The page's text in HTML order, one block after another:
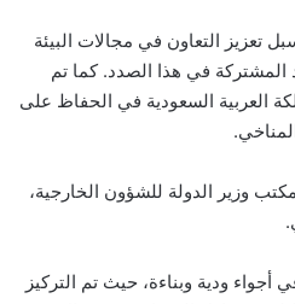
تعزيز التعاون في مجالات البيئة
المشتركة في هذا الصدد. كما تم
العربية السعودية في الحفاظ على
وزير الدولة للشؤون الخارجية،
أجواء ودية وبناءة، حيث تم التركيز